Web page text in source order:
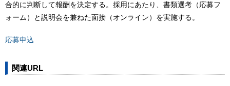
合的に判断して報酬を決定する。採用にあたり、書類選考（応募フ
ォーム）と説明会を兼ねた面接（オンライン）を実施する。
応募申込
関連URL